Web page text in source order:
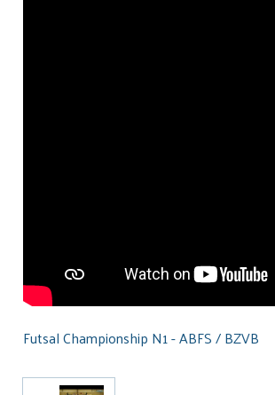
Futsal Championship N1 - ABFS / BZVB